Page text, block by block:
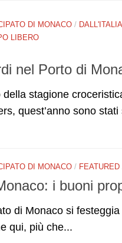
DI MONACO / DALL'ITALIA
LIBERO
nel Porto di
della stagione
quest’anno sono stati
DI MONACO / FEATURED
i buoni
di Monaco si
qui, più che...